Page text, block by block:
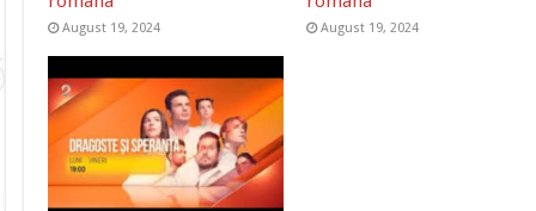
August 19, 2024 August 19, 2024